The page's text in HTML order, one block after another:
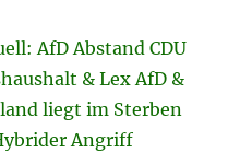
AfD Abstand CDU
& Lex AfD &
liegt im Sterben
Angriff